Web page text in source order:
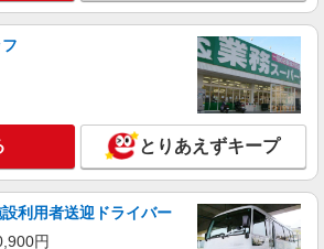
コモ】の店舗スタッフ
時給1400円〜 ※残業代支給 ★交通費別途支給
入社祝い金10万円支給(規定有) お友達を紹介
, インセンティブ支給(規定有) ★月2回払
週払い可能（規程有）★ ゜・。○。・゜
。○。・゜+゜
熊本県熊本市中央区のdocomoショップ
詳細を見る
とりあえずキープ
利用者送迎ドライバー
円